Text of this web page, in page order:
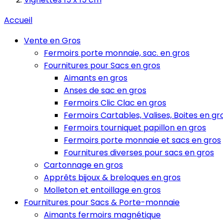
Accueil
Vente en Gros
Fermoirs porte monnaie, sac. en gros
Fournitures pour Sacs en gros
Aimants en gros
Anses de sac en gros
Fermoirs Clic Clac en gros
Fermoirs Cartables, Valises, Boites en
Fermoirs tourniquet papillon en gros
Fermoirs porte monnaie et sacs en gros
Fournitures diverses pour sacs en gros
Cartonnage en gros
Apprêts bijoux & breloques en gros
Molleton et entoillage en gros
Fournitures pour Sacs & Porte-monnaie
Aimants fermoirs magnétique